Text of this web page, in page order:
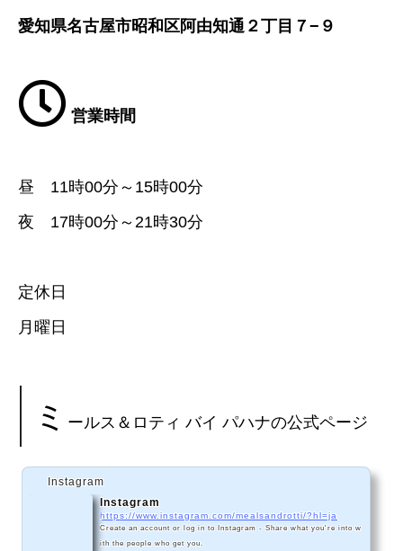
愛知県名古屋市昭和区阿由知通２丁目７−９
営業時間
昼 11時00分～15時00分
夜 17時00分～21時30分
定休日
月曜日
ミ ールス＆ロティ バイ パハナの公式ページ
Instagram
Instagram
https://www.instagram.com/mealsandrotti/?hl=ja
Create an account or log in to Instagram - Share what you're into w
ith the people who get you.